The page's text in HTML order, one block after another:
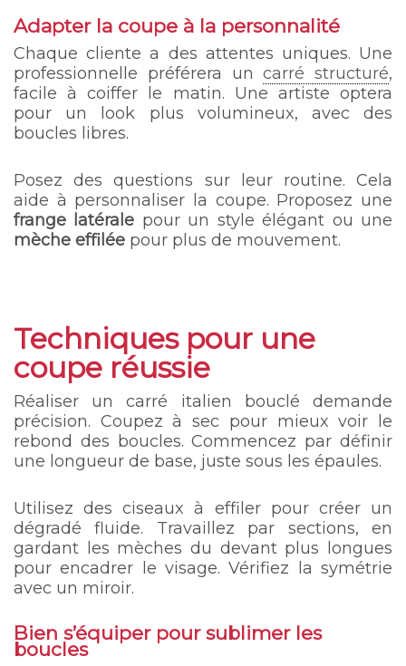
Adapter la coupe à la personnalité
Chaque cliente a des attentes uniques. Une
professionnelle préférera uncarré structuré,
facile à coiffer le matin. Une artiste optera
pour un look plus volumineux, avec des
boucles libres.
Posez des questions sur leur routine. Cela
aide à personnaliser la coupe. Proposez une
frange latérale pour un style élégant ou une
mèche effilée pour plus de mouvement.
Techniques pour une
coupe réussie
Réaliser un carré italien bouclé demande
précision. Coupez à sec pour mieux voir le
rebond des boucles. Commencez par définir
une longueur de base, juste sous les épaules.
Utilisez des ciseaux à effiler pour créer un
dégradé fluide. Travaillez par sections, en
gardant les mèches du devant plus longues
pour encadrer le visage. Vérifiez la symétrie
avec un miroir.
Bien s’équiper pour sublimer les
boucles